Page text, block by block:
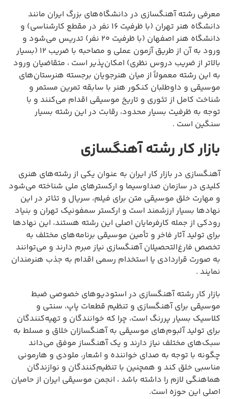
معرفی رشته آهنگسازی در دانشگاه‌های بزرگ ایران مانند
دانشگاه هنر تهران (با ظرفیت ۱۶ نفر در مقطع کارشناسی) و
دانشگاه هنر اصفهان (با ظرفیت ۲۰ نفر) تدریس می‌شود و
ورود به آن از طریق آزمون عملی و مصاحبه با ضریب ۱۲ (بسیار
بالاتر از ضریب دروس نظری) امکان‌پذیر است ، متقاضیان ورود
به این رشته معمولاً از میان هنرجویان برجسته هنرستان‌های
موسیقی و داوطلبان کنکور هنر با سابقه تمرین مستمر و
شناخت کامل از تئوری و تاریخ موسیقی اقدام می‌کنند و با
توجه به ظرفیت بسیار محدود، رقابت در این رشته بسیار
سنگین است .
بازار کار رشته آهنگسازی
آهنگسازی در بازار کار ایران به عنوان یکی از رشته‌های هنری
کلیدی در سازمان صداوسیما و ارکسترهای ملی شناخته می‌شود
و مهارت خلق موسیقی متن برای فیلم، سریال و تئاتر در این
نهادها بسیار ارزشمند است و ارکستر سمفونیک تهران و بنیاد
رودکی از جمله کارفرمایان اصلی این رشته هستند، این نهادها
برای تولید آثار فاخر و تأمین موسیقی برنامه‌های مختلف به
تخصص فارغ‌التحصیلان آهنگسازی نیاز مبرم دارند و می‌توانند
به صورت قراردادی یا استخدام رسمی اقدام به جذب هنرمندان
نمایند .
بازار کار رشته آهنگسازی در استودیوهای خصوصی ضبط
موسیقی برای آهنگسازی و تنظیم قطعات پاپ، سنتی و
کلاسیک بسیار پررنگ است، چرا که خوانندگان و تهیه‌کنندگان
برای تولید آلبوم‌های موسیقی به آهنگسازان خلاق و مسلط به
سبک‌های مختلف نیاز دارند و یک آهنگساز موفق می‌داند
چگونه با توجه به صدای خواننده و اشعار، ملودی و هارمونی
مناسبی خلق کند و همچنین با تنظیم‌کنندگان و نوازندگان
هماهنگی لازم را داشته باشد ، انجمن موسیقی ایران از حامیان
اصلی این حوزه است.